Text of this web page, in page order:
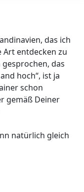
das ich
Art entdecken zu
das
hoch“, ist ja
schon
gemäß Deiner
natürlich gleich